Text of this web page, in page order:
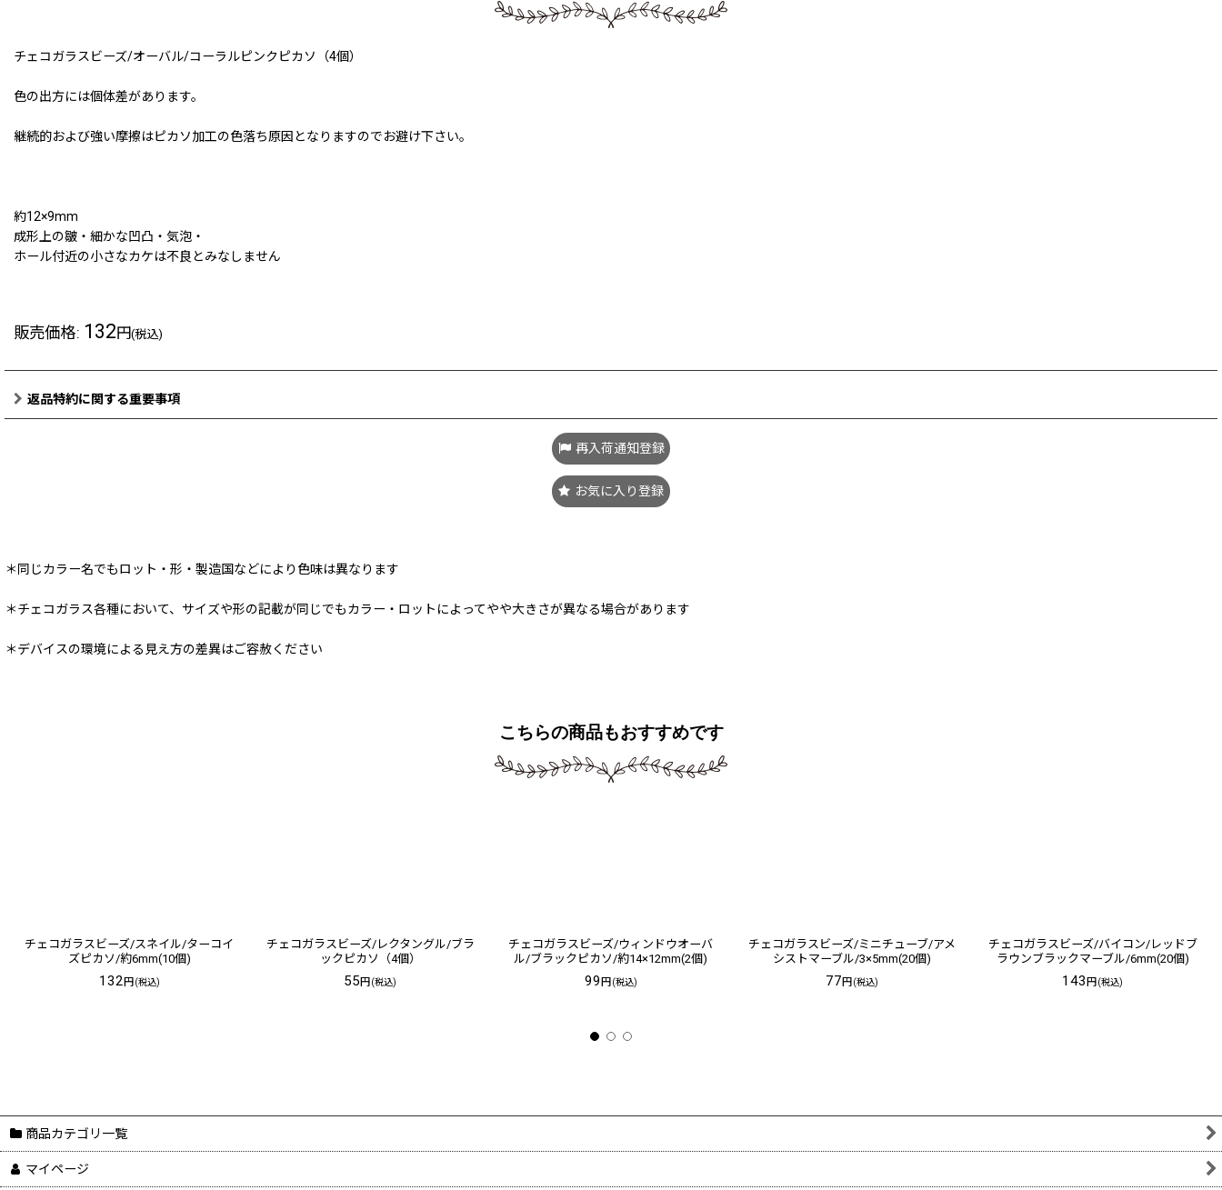
チェコガラスビーズ/オーバル/コーラルピンクピカソ（4個）
色の出方には個体差があります。
継続的および強い摩擦はピカソ加工の色落ち原因となりますのでお避け下さい。
約12×9mm
成形上の皺・細かな凹凸・気泡・
ホール付近の小さなカケは不良とみなしません
販売価格: 132円(税込)
返品特約に関する重要事項
再入荷通知登録
お気に入り登録
＊同じカラー名でもロット・形・製造国などにより色味は異なります
＊チェコガラス各種において、サイズや形の記載が同じでもカラー・ロットによってやや大きさが異なる場合があります
＊デバイスの環境による見え方の差異はご容赦ください
こちらの商品もおすすめです
チェコガラスビーズ/スネイル/ターコイ
ズピカソ/約6mm(10個)
132円(税込)
チェコガラスビーズ/レクタングル/ブラ
ックピカソ（4個）
55円(税込)
チェコガラスビーズ/ウィンドウオーバ
ル/ブラックピカソ/約14×12mm(2個)
99円(税込)
チェコガラスビーズ/ミニチューブ/アメ
シストマーブル/3×5mm(20個)
77円(税込)
チェコガラスビーズ/バイコン/レッドブ
ラウンブラックマーブル/6mm(20個)
143円(税込)
商品カテゴリ一覧
マイページ